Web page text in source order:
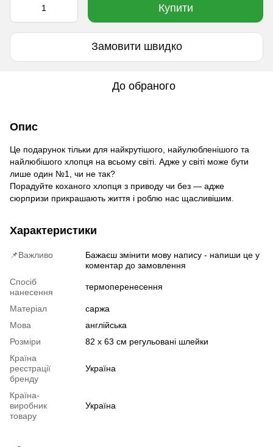
Купити
Замовити швидко
До обраного
Опис
Це подарунок тільки для найкрутішого, найулюбленішого та
найлюбішого хлопця на всьому світі. Адже у світі може бути
лише один №1, чи не так?
Порадуйте коханого хлопця з приводу чи без — адже
сюрпризи прикрашають життя і роблю нас щасливішим.
Характеристики
📌Важливо
Бажаєш змінити мову напису - напиши це у
коментар до замовлення
Спосіб
нанесення
термоперенесення
Матеріал
саржа
Мова
англійська
Розміри
82 х 63 см регульовані шлейки
Країна
реєстрації
бренду
Україна
Країна-
виробник
товару
Україна